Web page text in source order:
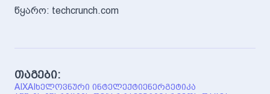
წყარო: techcrunch.com
თაგები:
AI XAI ᲮᲔᲚᲝᲕᲜᲣᲠᲘ ᲘᲜᲢᲔᲚᲔᲥᲢᲘᲔᲜᲔᲠᲒᲔᲢᲘᲙᲐ